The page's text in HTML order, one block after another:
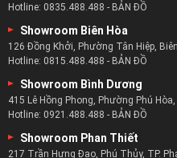
Hotline: 0835.488.488 - BẢN ĐỒ
Showroom Biên Hòa
126 Đồng Khởi, Phường Tân Hiệp,
Hotline: 0815.488.488 - BẢN ĐỒ
Showroom Bình Dương
415 Lê Hồng Phong, Phường Phú
Hotline: 0921.488.488 - BẢN ĐỒ
Showroom Phan Thiết
217 Trần Hưng Đạo, Phú Thủy, TP.